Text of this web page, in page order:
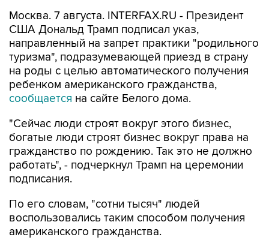
Москва. 7 августа. INTERFAX.RU - Президент
США Дональд Трамп подписал указ,
направленный на запрет практики "родильного
туризма", подразумевающей приезд в страну
на роды с целью автоматического получения
ребенком американского гражданства,
сообщается на сайте Белого дома.
"Сейчас люди строят вокруг этого бизнес,
богатые люди строят бизнес вокруг права на
гражданство по рождению. Так это не должно
работать", - подчеркнул Трамп на церемонии
подписания.
По его словам, "сотни тысяч" людей
воспользовались таким способом получения
американского гражданства.